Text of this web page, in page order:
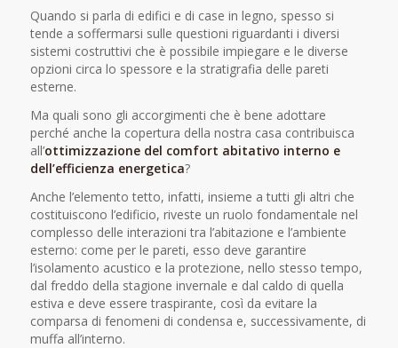
Quando si parla di edifici e di case in legno, spesso si
tende a soffermarsi sulle questioni riguardanti i diversi
sistemi costruttivi che è possibile impiegare e le diverse
opzioni circa lo spessore e la stratigrafia delle pareti
esterne.
Ma quali sono gli accorgimenti che è bene adottare
perché anche la copertura della nostra casa contribuisca
all’ottimizzazione del comfort abitativo interno e
dell’efficienza energetica?
Anche l’elemento tetto, infatti, insieme a tutti gli altri che
costituiscono l’edificio, riveste un ruolo fondamentale nel
complesso delle interazioni tra l’abitazione e l’ambiente
esterno: come per le pareti, esso deve garantire
l’isolamento acustico e la protezione, nello stesso tempo,
dal freddo della stagione invernale e dal caldo di quella
estiva e deve essere traspirante, così da evitare la
comparsa di fenomeni di condensa e, successivamente, di
muffa all’interno.